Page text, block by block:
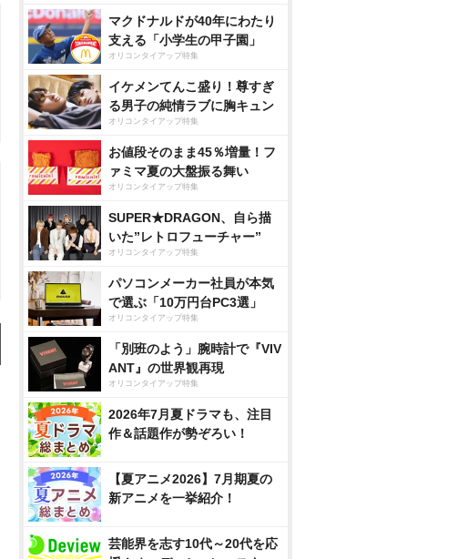
マクドナルドが40年にわたり
支える「小学生の甲子園」
オリコンタイアップ特集
イケメンてんこ盛り！尊すぎ
る男子の純情ラブに胸キュン
オリコンタイアップ特集
お値段そのまま45％増量！フ
ァミマ夏の大盤振る舞い
オリコンタイアップ特集
SUPER★DRAGON、自ら描
いた”レトロフューチャー”
オリコンタイアップ特集
パソコンメーカー社員が本気
で選ぶ「10万円台PC3選」
オリコンタイアップ特集
「別班のよう」腕時計で『VIV
ANT』の世界観再現
オリコンタイアップ特集
2026年7月夏ドラマも、注目
作＆話題作が勢ぞろい！
【夏アニメ2026】7月期夏の
新アニメを一挙紹介！
芸能界を志す10代～20代を応